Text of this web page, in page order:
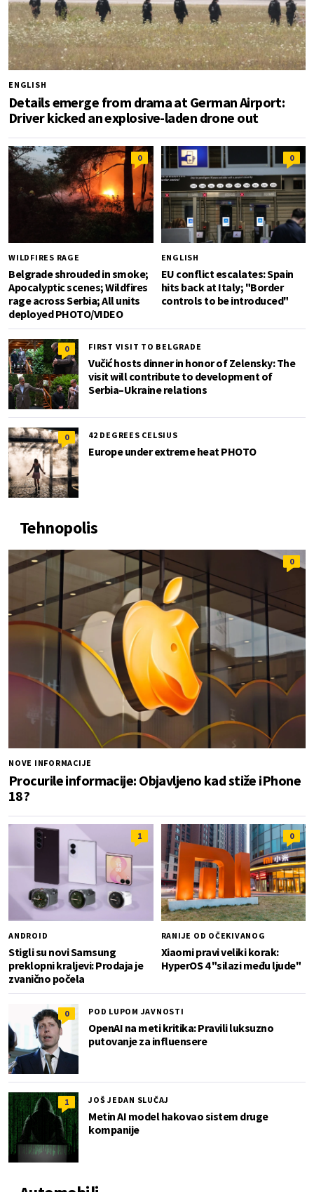
ENGLISH
Details emerge from drama at German Airport:
Driver kicked an explosive-laden drone out
0
WILDFIRES RAGE
Belgrade shrouded in smoke;
Apocalyptic scenes; Wildfires
rage across Serbia; All units
deployed PHOTO/VIDEO
0
ENGLISH
EU conflict escalates: Spain
hits back at Italy; "Border
controls to be introduced"
0 FIRST VISIT TO BELGRADE
Vučić hosts dinner in honor of Zelensky: The
visit will contribute to development of
Serbia–Ukraine relations
0 42 DEGREES CELSIUS
Europe under extreme heat PHOTO
Tehnopolis
0
NOVE INFORMACIJE
Procurile informacije: Objavljeno kad stiže iPhone
18?
1
ANDROID
Stigli su novi Samsung
preklopni kraljevi: Prodaja je
zvanično počela
0
RANIJE OD OČEKIVANOG
Xiaomi pravi veliki korak:
HyperOS 4 "silazi među ljude"
0 POD LUPOM JAVNOSTI
OpenAI na meti kritika: Pravili luksuzno
putovanje za influensere
1 JOŠ JEDAN SLUČAJ
Metin AI model hakovao sistem druge
kompanije